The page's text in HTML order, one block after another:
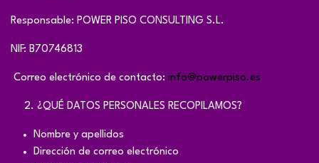
Responsable: POWER PISO CONSULTING S.L.
NIF: B70746813
Correo electrónico de contacto: info@powerpiso.es
​2. ¿QUÉ DATOS PERSONALES RECOPILAMOS?
Nombre y apellidos
Dirección de correo electrónico